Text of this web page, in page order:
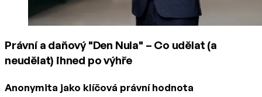
Právní a daňový "Den Nula" – Co udělat (a
neudělat) ihned po výhře
Anonymita jako klíčová právní hodnota